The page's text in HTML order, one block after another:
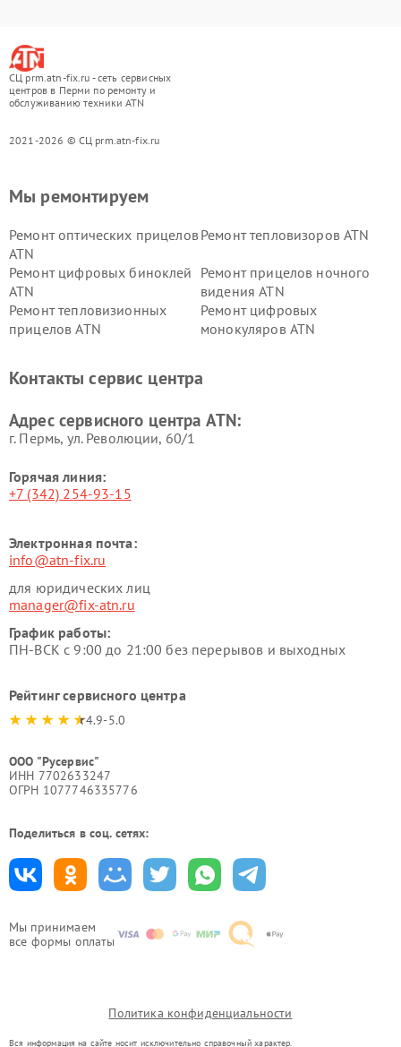
СЦ prm.atn-fix.ru - сеть сервисных
центров в Перми по ремонту и
обслуживанию техники ATN
2021-2026 © СЦ prm.atn-fix.ru
Мы принимаем
все формы оплаты
Мы ремонтируем
Ремонт оптических прицелов
ATN
Ремонт тепловизоров ATN
Ремонт цифровых биноклей
ATN
Ремонт прицелов ночного
видения ATN
Ремонт тепловизионных
прицелов ATN
Ремонт цифровых
монокуляров ATN
Контакты сервис центра
Адрес сервисного центра ATN:
г. Пермь, ул. ​Революции, 60/1
Горячая линия:
+7 (342) 254-93-15
Электронная почта:
info@atn-fix.ru
для юридических лиц
manager@fix-atn.ru
График работы:
ПН-ВСК с 9:00 до 21:00 без перерывов и выходных
Рейтинг сервисного центра
4.9-5.0
ООО "Русервис"
ИНН 7702633247
ОГРН 1077746335776
Поделиться в соц. сетях:
Политика конфиденциальности
Вся информация на сайте носит исключительно справочный характер.